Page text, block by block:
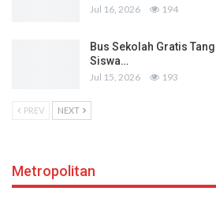
Jul 16, 2026 194
Bus Sekolah Gratis
Siswa…
Jul 15, 2026 193
PREV NEXT
Metropolitan